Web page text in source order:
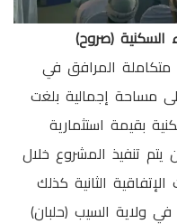
السكنية (صروح)
متكاملة المرافق في
مساحة إجمالية بلغت
1050 وحدة سكنية بقيمة استثمارية
أن يتم تنفيذ المشروع خلال
نصت الإتفاقية الثانية كذلك
ولاية السيب (حلبان)